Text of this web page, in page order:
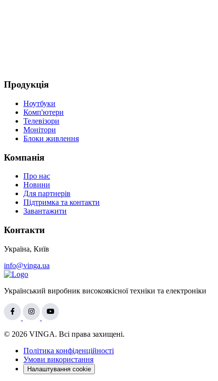
Продукція
Ноутбуки
Комп'ютери
Телевізори
Монітори
Блоки живлення
Компанія
Про нас
Новини
Для партнерів
Підтримка та контакти
Завантажити
Контакти
Україна, Київ
info@vinga.ua
Український виробник високоякісної техніки та електроніки
© 2026 VINGA. Всі права захищені.
Політика конфіденційності
Умови використання
Налаштування cookie